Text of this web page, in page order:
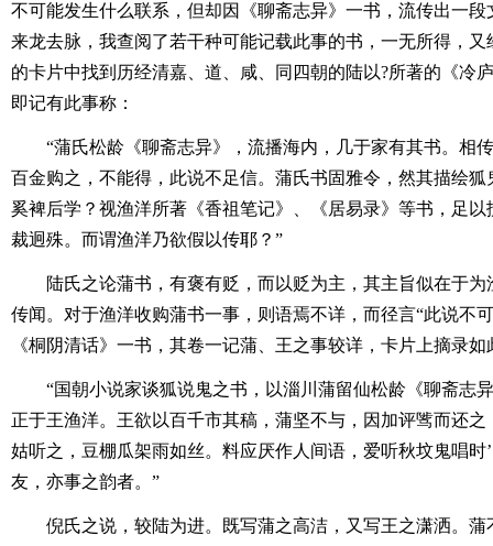
不可能发生什么联系，但却因《聊斋志异》一书，流传出一
来龙去脉，我查阅了若干种可能记载此事的书，一无所得，
的卡片中找到历经清嘉、道、咸、同四朝的陆以?所著的《冷
即记有此事称：
“蒲氏松龄《聊斋志异》，流播海内，几于家有其书。相
百金购之，不能得，此说不足信。蒲氏书固雅令，然其描绘
奚裨后学？视渔洋所著《香祖笔记》、《居易录》等书，足
裁迥殊。而谓渔洋乃欲假以传耶？”
陆氏之论蒲书，有褒有贬，而以贬为主，其主旨似在于
传闻。对于渔洋收购蒲书一事，则语焉不详，而径言“此说不
《桐阴清话》一书，其卷一记蒲、王之事较详，卡片上摘录如
“国朝小说家谈狐说鬼之书，以淄川蒲留仙松龄《聊斋志
正于王渔洋。王欲以百千市其稿，蒲坚不与，因加评骘而还之
姑听之，豆棚瓜架雨如丝。料应厌作人间语，爱听秋坟鬼唱时
友，亦事之韵者。”
倪氏之说，较陆为进。既写蒲之高洁，又写王之潇洒。